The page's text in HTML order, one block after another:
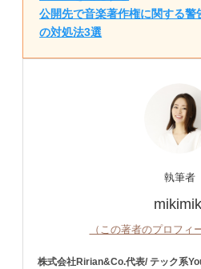
公開先で音楽著作権に関する警
の対処法3選
執筆者
（この著者のプロフィ
株式会社Ririan&Co.代表/ テック系